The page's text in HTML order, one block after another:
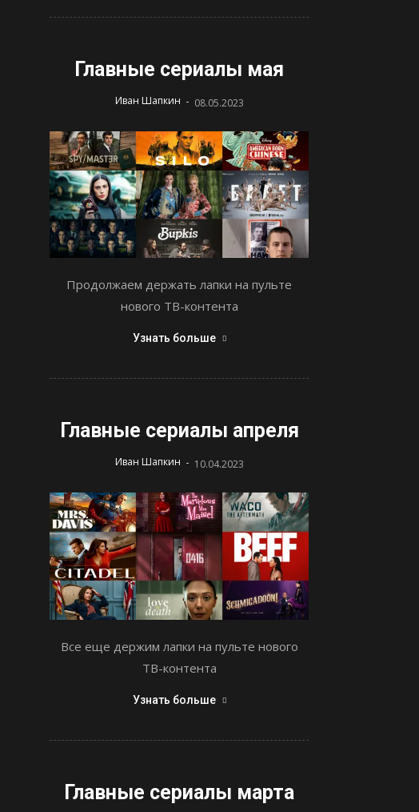
Главные сериалы мая
Иван Шапкин - 08.05.2023
Продолжаем держать лапки на пульте
нового ТВ-контента
Узнать больше
Главные сериалы апреля
Иван Шапкин - 10.04.2023
Все еще держим лапки на пульте нового
ТВ-контента
Узнать больше
Главные сериалы марта